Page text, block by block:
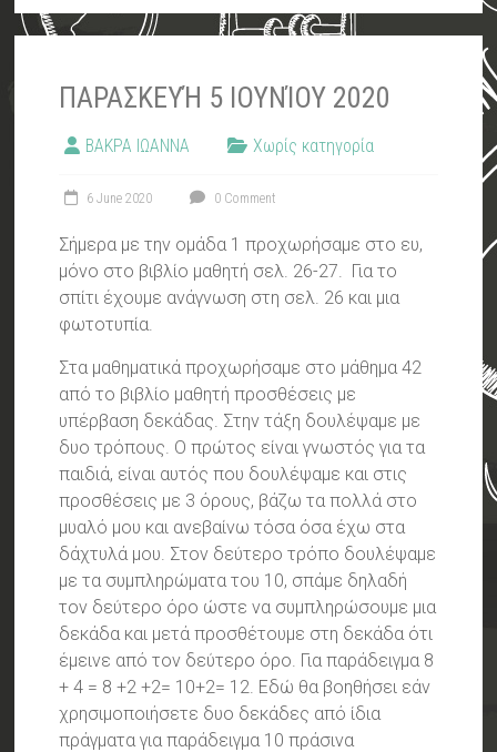
ΠΑΡΑΣΚΕΥΉ 5 ΙΟΥΝΊΟΥ 2020
ΒΑΚΡΑ ΙΩΑΝΝΑ Χωρίς κατηγορία
6 June 2020 0 Comment
Σήμερα με την ομάδα 1 προχωρήσαμε στο ευ,
μόνο στο βιβλίο μαθητή σελ. 26-27. Για το
σπίτι έχουμε ανάγνωση στη σελ. 26 και μια
φωτοτυπία.
Στα μαθηματικά προχωρήσαμε στο μάθημα 42
από το βιβλίο μαθητή προσθέσεις με
υπέρβαση δεκάδας. Στην τάξη δουλέψαμε με
δυο τρόπους. Ο πρώτος είναι γνωστός για τα
παιδιά, είναι αυτός που δουλέψαμε και στις
προσθέσεις με 3 όρους, βάζω τα πολλά στο
μυαλό μου και ανεβαίνω τόσα όσα έχω στα
δάχτυλά μου. Στον δεύτερο τρόπο δουλέψαμε
με τα συμπληρώματα του 10, σπάμε δηλαδή
τον δεύτερο όρο ώστε να συμπληρώσουμε μια
δεκάδα και μετά προσθέτουμε στη δεκάδα ότι
έμεινε από τον δεύτερο όρο. Για παράδειγμα 8
+ 4 = 8 +2 +2= 10+2= 12. Εδώ θα βοηθήσει εάν
χρησιμοποιήσετε δυο δεκάδες από ίδια
πράγματα για παράδειγμα 10 πράσινα